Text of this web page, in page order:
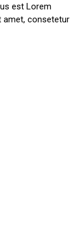
est Lorem
amet, consetetur